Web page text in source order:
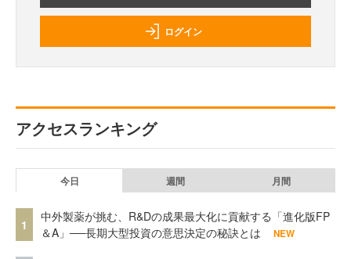
ログイン
アクセスランキング
今日 週間 月間
1
中外製薬が挑む、R&Dの成果最大化に貢献する「進化版FP
＆A」──長期大型投資の意思決定の秘訣とは
NEW